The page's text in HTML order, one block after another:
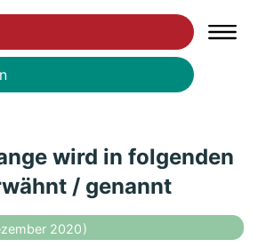
wird in folgenden
/ genannt
2020 )